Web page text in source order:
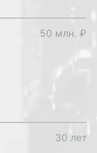
50 млн. ₽
30 лет